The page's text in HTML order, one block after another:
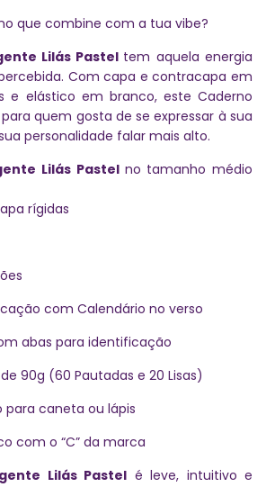
que combine com a tua vibe?
Lilás Pastel tem aquela energia
Com capa e contracapa em
e elástico em branco, este Caderno
quem gosta de se expressar à sua
personalidade falar mais alto.
Lilás Pastel no tamanho médio
rígidas
com Calendário no verso
abas para identificação
90g (60 Pautadas e 20 Lisas)
para caneta ou lápis
com o “C” da marca
Lilás Pastel é leve, intuitivo e